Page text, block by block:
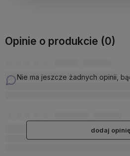
Opinie o produkcie (0)
Nie ma jeszcze żadnych opinii,
dodaj opinię